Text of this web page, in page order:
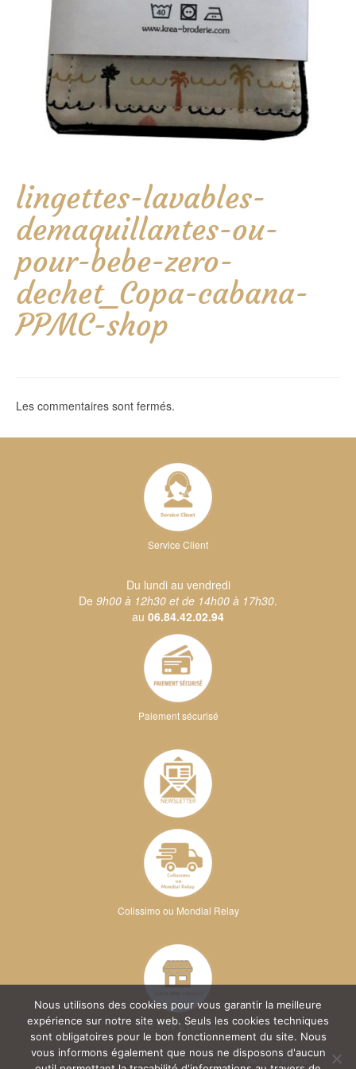
lingettes-lavables-
demaquillantes-ou-
pour-bebe-zero-
dechet_Copa-cabana-
PPMC-shop
Les commentaires sont fermés.
Service Client
Du lundi au vendredi
De 9h00 à 12h30 et de 14h00 à 17h30.
au 06.84.42.02.94
Paiement sécurisé
Colissimo ou Mondial Relay
Sur RDV à l'atelier
Conditions Générales de Vente Mentions légales
Nous utilisons des cookies pour vous garantir la meilleure
expérience sur notre site web. Seuls les cookies techniques
sont obligatoires pour le bon fonctionnement du site. Nous
vous informons également que nous ne disposons d'aucun